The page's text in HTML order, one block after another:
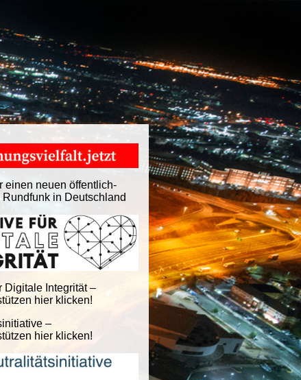
einen neuen öffentlich-
in Deutschland
Digitale Integrität –
hier klicken!
–
hier klicken!